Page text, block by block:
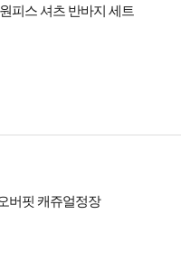
피스 셔츠 반바지 세트
버핏 캐쥬얼정장